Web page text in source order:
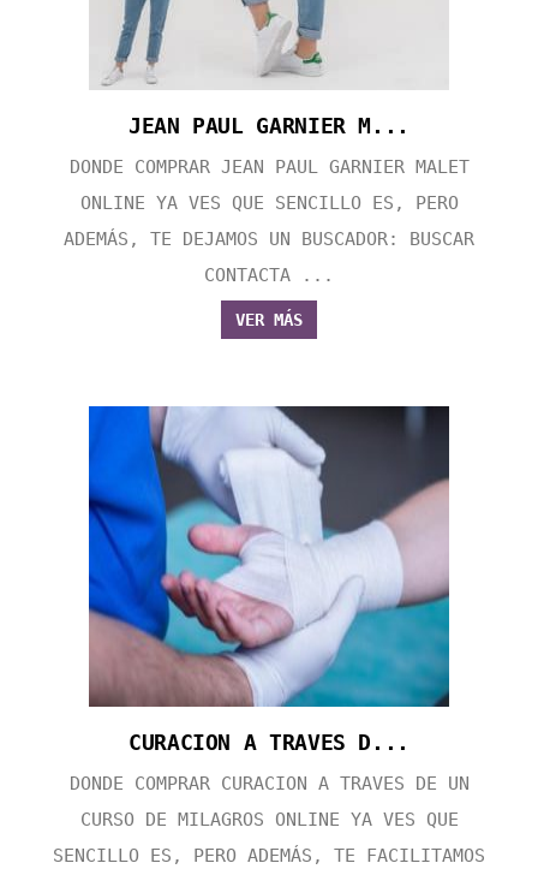
JEAN PAUL GARNIER M...
DONDE COMPRAR JEAN PAUL GARNIER MALET
ONLINE YA VES QUE SENCILLO ES, PERO
ADEMÁS, TE DEJAMOS UN BUSCADOR: BUSCAR
CONTACTA ...
VER MÁS
CURACION A TRAVES D...
DONDE COMPRAR CURACION A TRAVES DE UN
CURSO DE MILAGROS ONLINE YA VES QUE
SENCILLO ES, PERO ADEMÁS, TE FACILITAMOS